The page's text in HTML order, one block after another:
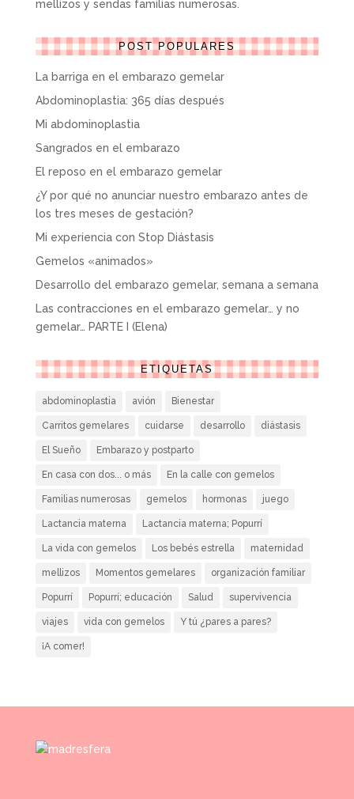
mellizos y sendas familias numerosas.
POST POPULARES
La barriga en el embarazo gemelar
Abdominoplastia: 365 días después
Mi abdominoplastia
Sangrados en el embarazo
El reposo en el embarazo gemelar
¿Y por qué no anunciar nuestro embarazo antes de
los tres meses de gestación?
Mi experiencia con Stop Diástasis
Gemelos «animados»
Desarrollo del embarazo gemelar, semana a semana
Las contracciones en el embarazo gemelar… y no
gemelar… PARTE I (Elena)
ETIQUETAS
abdominoplastia avión Bienestar
Carritos gemelares cuidarse desarrollo diástasis
El Sueño Embarazo y postparto
En casa con dos... o más En la calle con gemelos
Familias numerosas gemelos hormonas juego
Lactancia materna Lactancia materna; Popurrí
La vida con gemelos Los bebés estrella maternidad
mellizos Momentos gemelares organización familiar
Popurrí Popurrí; educación Salud supervivencia
viajes vida con gemelos Y tú ¿pares a pares?
¡A comer!